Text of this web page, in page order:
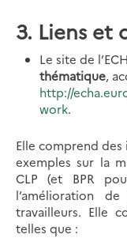
3. Liens et
Le site de
thématique,
http://
work.
Elle comprend
exemples sur la
CLP (et BPR
l’amélioration
travailleurs. Elle
telles que :